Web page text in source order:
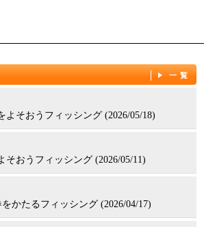
一覧
よそおうフィッシング (2026/05/18)
そおうフィッシング (2026/05/11)
かたるフィッシング (2026/04/17)